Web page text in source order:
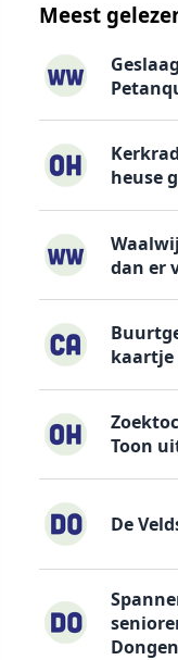
Meest
heuse
dan er
kaartje
Toon
De
Dongen